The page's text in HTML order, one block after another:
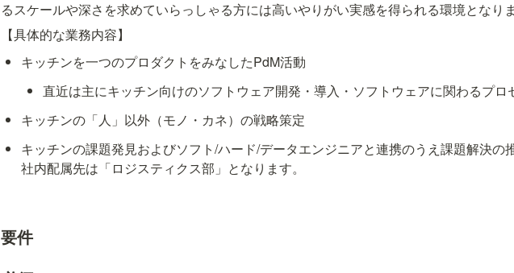
【具体的な業務内容】
キッチンを一つのプロダクトをみなしたPdM活動
直近は主にキッチン向けのソフトウェア開発・導入・ソフトウェアに関わるプロ
キッチンの「人」以外（モノ・カネ）の戦略策定
キッチンの課題発見およびソフト/ハード/データエンジニアと連携のうえ課題解決の
要件